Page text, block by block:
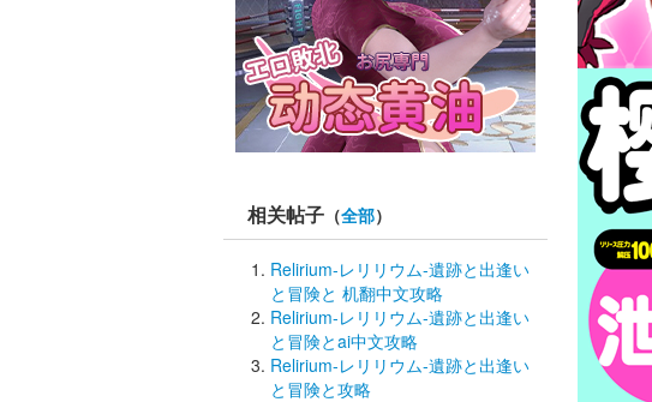
相关帖子（全部）
Relirium-レリリウム-遺跡と出逢い
と冒険と 机翻中文攻略
Relirium-レリリウム-遺跡と出逢い
と冒険とai中文攻略
Relirium-レリリウム-遺跡と出逢い
と冒険と攻略